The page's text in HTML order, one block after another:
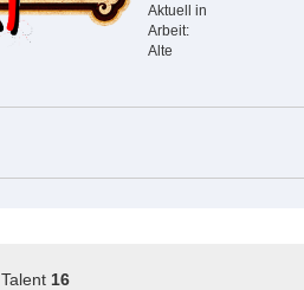
Aktuell in
Arbeit:
Alte
Talent 16